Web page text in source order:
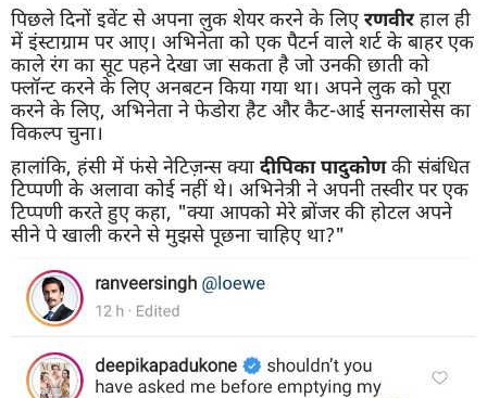
पिछले दिनों इवेंट से अपना लुक शेयर करने के लिएरणवीरहाल ही
में इंस्टाग्राम पर आए। अभिनेता को एक पैटर्न वाले शर्ट के बाहर एक
काले रंग का सूट पहने देखा जा सकता है जो उनकी छाती को
फ्लॉन्ट करने के लिए अनबटन किया गया था। अपने लुक को पूरा
करने के लिए, अभिनेता ने फेडोरा हैट और कैट-आई सनग्लासेस का
विकल्प चुना।
हालांकि, हंसी में फंसे नेटिज़न्स क्या दीपिका पादुकोणकी संबंधित
टिप्पणी के अलावा कोई नहीं थे। अभिनेत्री ने अपनी तस्वीर पर एक
टिप्पणी करते हुए कहा, "क्या आपको मेरे ब्रोंजर की होटल अपने
सीने पे खाली करने से मुझसे पूछना चाहिए था?"